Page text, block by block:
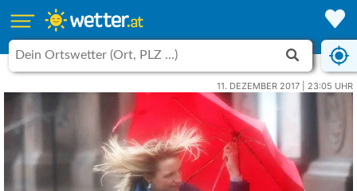
11. DEZEMBER 2017 | 23:05 UHR